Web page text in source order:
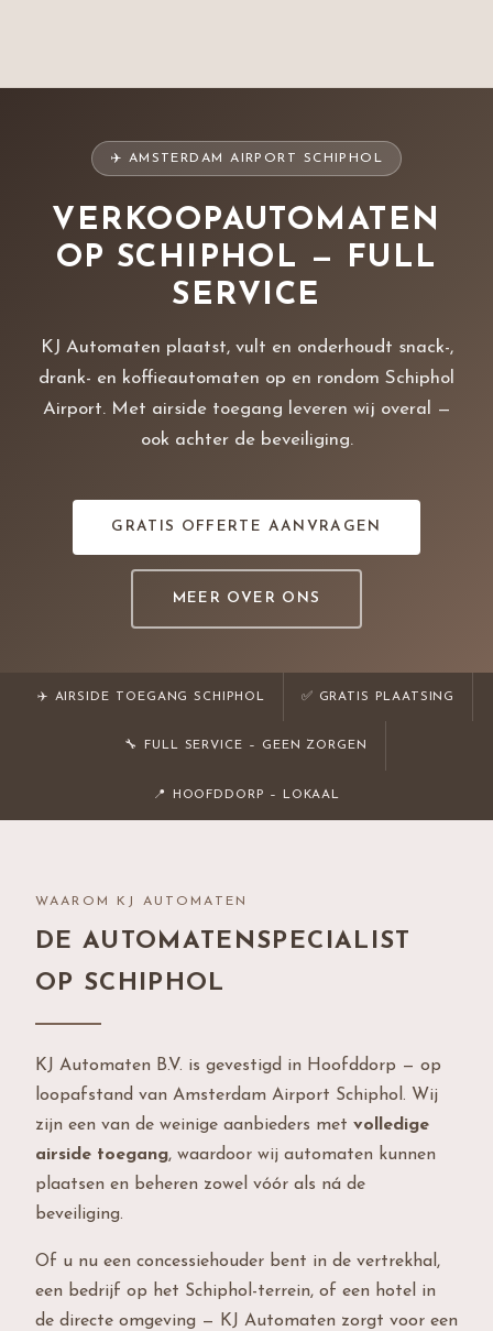
✈️ AMSTERDAM AIRPORT SCHIPHOL
VERKOOPAUTOMATEN
OP SCHIPHOL — FULL
SERVICE
KJ Automaten plaatst, vult en onderhoudt snack-,
drank- en koffieautomaten op en rondom Schiphol
Airport. Met airside toegang leveren wij overal —
ook achter de beveiliging.
GRATIS OFFERTE AANVRAGEN
MEER OVER ONS
✈️ AIRSIDE TOEGANG SCHIPHOL ✅ GRATIS PLAATSING
🔧 FULL SERVICE – GEEN ZORGEN
📍 HOOFDDORP – LOKAAL
WAAROM KJ AUTOMATEN
DE AUTOMATENSPECIALIST
OP SCHIPHOL
KJ Automaten B.V. is gevestigd in Hoofddorp — op
loopafstand van Amsterdam Airport Schiphol. Wij
zijn een van de weinige aanbieders met volledige
airside toegang, waardoor wij automaten kunnen
plaatsen en beheren zowel vóór als ná de
beveiliging.
Of u nu een concessiehouder bent in de vertrekhal,
een bedrijf op het Schiphol-terrein, of een hotel in
de directe omgeving — KJ Automaten zorgt voor een